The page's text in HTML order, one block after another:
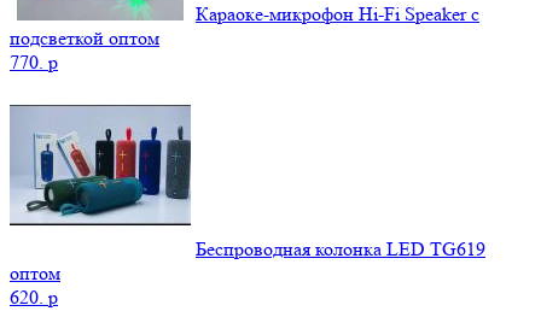
Караоке-микрофон Hi-Fi Speaker с
подсветкой оптом
770. p
Беспроводная колонка LED TG619
оптом
620. p